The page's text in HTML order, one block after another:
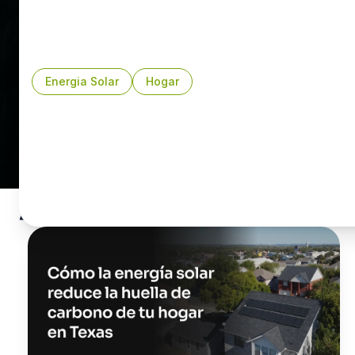
solares. Haz clic en “Haz tu cotización
prefieres, hablemos porWhatsApp
Energia Solar Hogar
Artículos